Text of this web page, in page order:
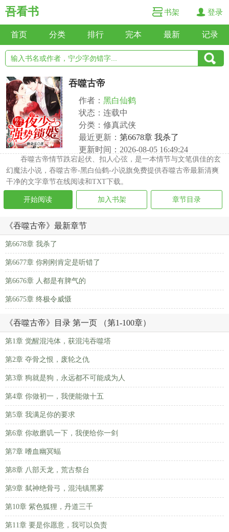
吾看书 书架 登录
首页 分类 排行 完本 最新 记录
吞噬古帝
作者： 黑白仙鹤
状态：连载中
分类：修真武侠
最近更新： 第6678章 我杀了
更新时间：2026-08-05 16:49:24
吞噬古帝情节跌宕起伏、扣人心弦，是一本情节与文笔俱佳的玄
幻魔法小说，吞噬古帝-黑白仙鹤-小说旗免费提供吞噬古帝最新清爽
干净的文字章节在线阅读和TXT下载。
开始阅读 加入书架 章节目录
《吞噬古帝》最新章节
第6678章 我杀了
第6677章 你刚刚肯定是听错了
第6676章 人都是有脾气的
第6675章 终极令威慑
《吞噬古帝》目录 第一页 （第1-100章）
第1章 觉醒混沌体，获混沌吞噬塔
第2章 夺骨之恨，废轮之仇
第3章 狗就是狗，永远都不可能成为人
第4章 你做初一，我便能做十五
第5章 我满足你的要求
第6章 你敢磨叽一下，我便给你一剑
第7章 嗜血幽冥蝠
第8章 八部天龙，荒古祭台
第9章 弑神绝骨弓，混沌镇黑雾
第10章 紫色狐狸，丹道三千
第11章 要是你愿意，我可以负责